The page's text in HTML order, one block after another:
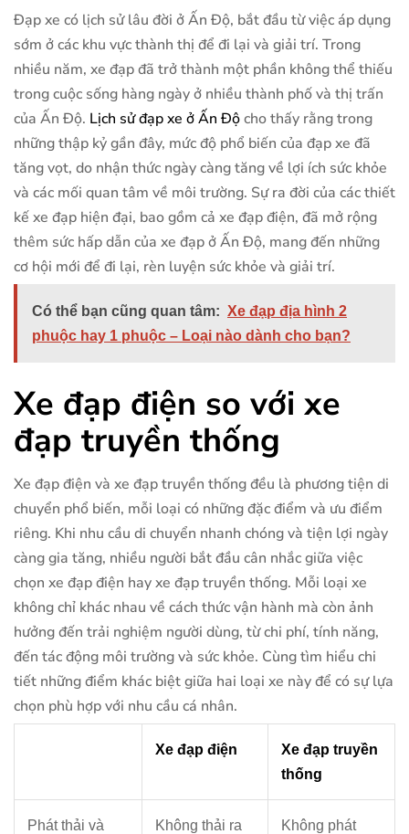
Đạp xe có lịch sử lâu đời ở Ấn Độ, bắt đầu từ việc áp dụng
sớm ở các khu vực thành thị để đi lại và giải trí. Trong
nhiều năm, xe đạp đã trở thành một phần không thể thiếu
trong cuộc sống hàng ngày ở nhiều thành phố và thị trấn
của Ấn Độ. Lịch sử đạp xe ở Ấn Độcho thấy rằng trong
những thập kỷ gần đây, mức độ phổ biến của đạp xe đã
tăng vọt, do nhận thức ngày càng tăng về lợi ích sức khỏe
và các mối quan tâm về môi trường. Sự ra đời của các thiết
kế xe đạp hiện đại, bao gồm cả xe đạp điện, đã mở rộng
thêm sức hấp dẫn của xe đạp ở Ấn Độ, mang đến những
cơ hội mới để đi lại, rèn luyện sức khỏe và giải trí.
Có thể bạn cũng quan tâm: Xe đạp địa hình 2
phuộc hay 1 phuộc – Loại nào dành cho bạn?
Xe đạp điện so với xe
đạp truyền thống
Xe đạp điện và xe đạp truyền thống đều là phương tiện di
chuyển phổ biến, mỗi loại có những đặc điểm và ưu điểm
riêng. Khi nhu cầu di chuyển nhanh chóng và tiện lợi ngày
càng gia tăng, nhiều người bắt đầu cân nhắc giữa việc
chọn xe đạp điện hay xe đạp truyền thống. Mỗi loại xe
không chỉ khác nhau về cách thức vận hành mà còn ảnh
hưởng đến trải nghiệm người dùng, từ chi phí, tính năng,
đến tác động môi trường và sức khỏe. Cùng tìm hiểu chi
tiết những điểm khác biệt giữa hai loại xe này để có sự lựa
chọn phù hợp với nhu cầu cá nhân.
Xe đạp điện
Xe đạp truyền
thống
Phát thải và
Không thải ra
Không phát